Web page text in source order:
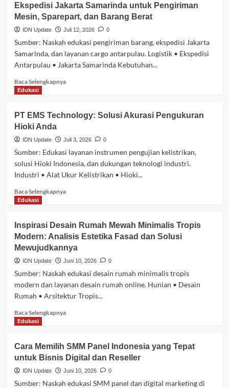
Pertumbuhan
Kawasan
Industri
Meningkatkan
Kebutuhan
Paket
Ekspedisi Jakarta Samarinda untuk Pengiriman
Mesin, Sparepart, dan Barang Berat
IDN Update Juli 12, 2026 0
Sumber: Naskah edukasi pengiriman barang, ekspedisi Jakarta
Samarinda, dan layanan cargo antarpulau. Logistik • Ekspedisi
Antarpulau • Jakarta Samarinda Kebutuhan...
Baca SelengkapnyaBaca
Jakarta
untuk
Mesin,
Sparepart,
dan
Edukasi
PT EMS Technology: Solusi Akurasi Pengukuran
Hioki Anda
IDN Update Juli 3, 2026 0
Sumber: Edukasi layanan instrumen pengujian kelistrikan,
solusi Hioki Indonesia, dan dukungan teknologi industri.
Industri • Alat Ukur Kelistrikan • Hioki...
Baca SelengkapnyaBaca
EMS
Technology:
Solusi
Akurasi
Hioki
Anda
Edukasi
Inspirasi Desain Rumah Mewah Minimalis Tropis
Modern: Analisis Estetika Fasad dan Solusi
Mewujudkannya
IDN Update Juni 10, 2026 0
Sumber: Naskah edukasi desain rumah minimalis tropis
modern dan layanan desain rumah online. Hunian • Desain
Rumah • Arsitektur Tropis...
Baca SelengkapnyaBaca
Desain
Rumah
Mewah
Edukasi
Cara Memilih SMM Panel Indonesia yang Tepat
untuk Bisnis Digital dan Reseller
IDN Update Juni 10, 2026 0
Sumber: Naskah edukasi SMM panel dan digital marketing di